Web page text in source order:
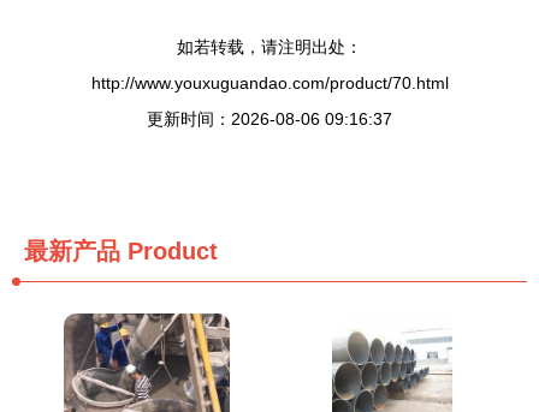
如若转载，请注明出处：
http://www.youxuguandao.com/product/70.html
更新时间：2026-08-06 09:16:37
最新产品 Product